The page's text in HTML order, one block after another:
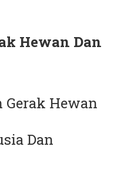
Hewan Dan
Gerak Hewan
Dan